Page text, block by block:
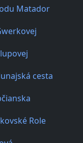
Matador
cesta
Role